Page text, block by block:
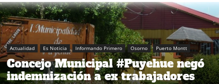
Actualidad Es Noticia Informando Primero Osorno Puerto Montt
Concejo Municipal #Puyehue negó
indemnización a ex trabajadores